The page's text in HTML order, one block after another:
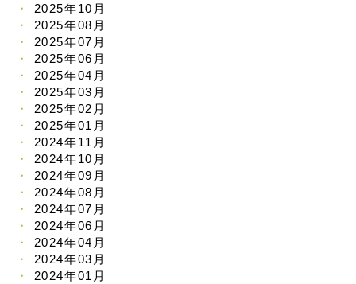
2025年10月
2025年08月
2025年07月
2025年06月
2025年04月
2025年03月
2025年02月
2025年01月
2024年11月
2024年10月
2024年09月
2024年08月
2024年07月
2024年06月
2024年04月
2024年03月
2024年01月